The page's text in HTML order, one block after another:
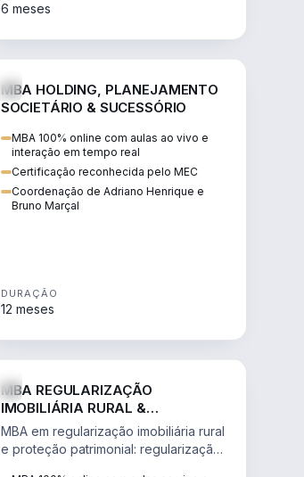
6 meses
MBA HOLDING, PLANEJAMENTO
SOCIETÁRIO & SUCESSÓRIO
MBA 100% online com aulas ao vivo e
interação em tempo real
Certificação reconhecida pelo MEC
Coordenação de Adriano Henrique e
Bruno Marçal
DURAÇÃO
12 meses
MBA REGULARIZAÇÃO
IMOBILIÁRIA RURAL &
PROTEÇÃO PATRIMONIAL
MBA em regularização imobiliária rural
e proteção patrimonial: regularização